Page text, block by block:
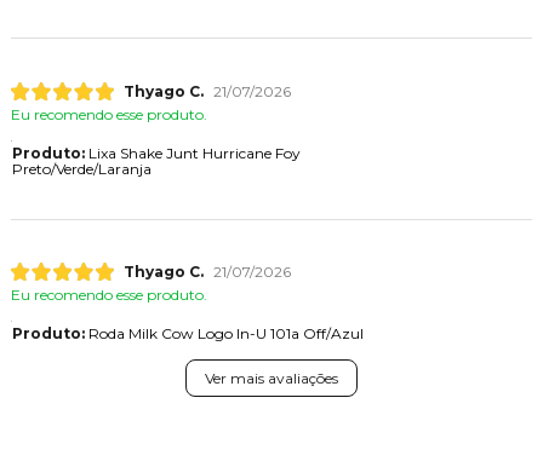
Thyago C. 21/07/2026
Eu recomendo esse produto.
Produto:Lixa Shake Junt Hurricane Foy
Preto/Verde/Laranja
Thyago C. 21/07/2026
Eu recomendo esse produto.
Produto:Roda Milk Cow Logo In-U 101a Off/Azul
Ver mais avaliações